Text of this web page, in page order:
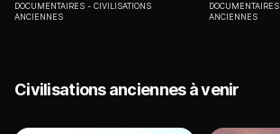
DOCUMENTAIRES
CIVILISATIONS
ANCIENNES
DOCUMENTAIRES
ANCIENNES
Civilisations anciennes à venir